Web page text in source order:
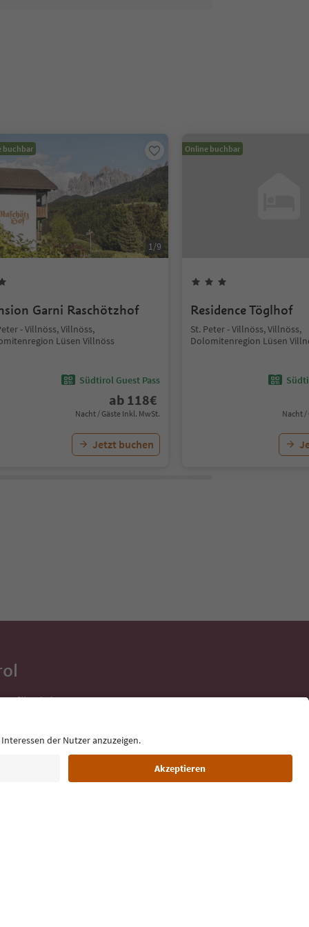
buchbar
1/9
Garni Raschötzhof
- Villnöss, Villnöss,
Lüsen Villnöss
Südtirol Guest Pass
ab 118€
Nacht / Gäste Inkl. MwSt.
Jetzt buchen
Online buchbar
Residence Töglhof
St. Peter - Villnöss, Villnöss,
Dolomitenregion Lüsen
Nacht /
für deine